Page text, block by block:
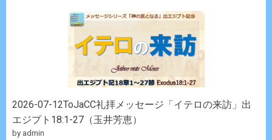
2026-07-12ToJaCC礼拝メッセージ「イテロの来訪」出
エジプト18:1-27（玉井芳恵）
by admin